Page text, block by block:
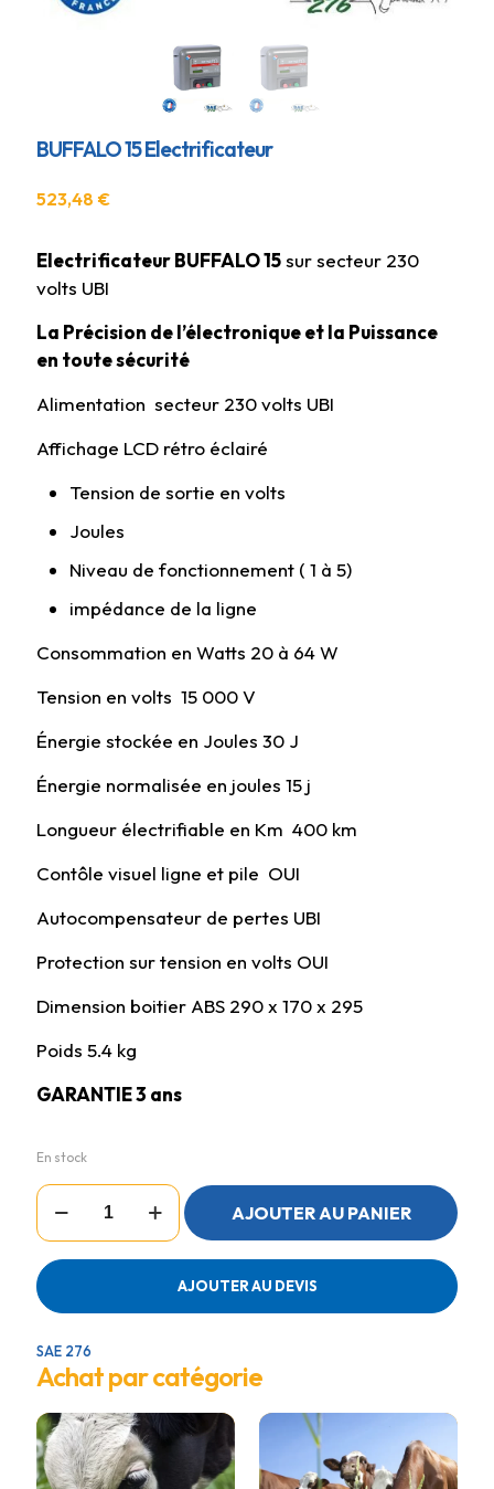
BUFFALO 15 Electrificateur
523,48 €
Electrificateur BUFFALO 15sur secteur 230
volts UBI
La Précision de l’électronique et la Puissance
en toute sécurité
Alimentation secteur 230 volts UBI
Affichage LCD rétro éclairé
Tension de sortie en volts
Joules
Niveau de fonctionnement ( 1 à 5)
impédance de la ligne
Consommation en Watts 20 à 64 W
Tension en volts 15 000 V
Énergie stockée en Joules 30 J
Énergie normalisée en joules 15 j
Longueur électrifiable en Km 400 km
Contôle visuel ligne et pile OUI
Autocompensateur de pertes UBI
Protection sur tension en volts OUI
Dimension boitier ABS 290 x 170 x 295
Poids 5.4 kg
GARANTIE 3 ans
En stock
quantité
BUFFALO
Electrificateur
AJOUTER AU PANIER
AJOUTER AU DEVIS
SAE 276
Achat par catégorie